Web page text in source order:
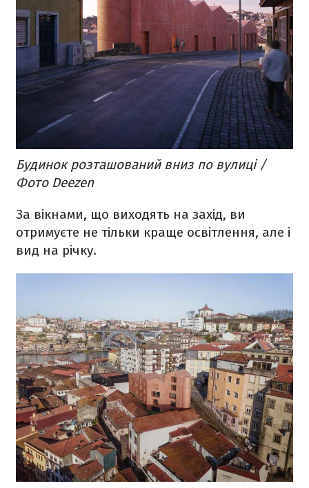
Будинок розташований вниз по вулиці /
Фото Deezen
За вікнами, що виходять на захід, ви
отримуєте не тільки краще освітлення, але і
вид на річку.